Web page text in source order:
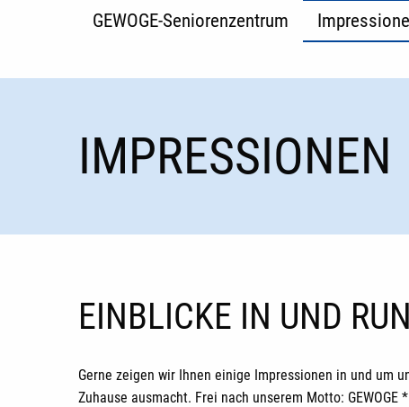
GEWOGE-Seniorenzentrum
IMPRESSIONEN
EINBLICKE IN UND
Gerne zeigen wir Ihnen einige Impressionen in und um
Zuhause ausmacht. Frei nach unserem Motto: